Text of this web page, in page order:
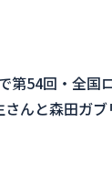
第54回・全国
んと森田ガ